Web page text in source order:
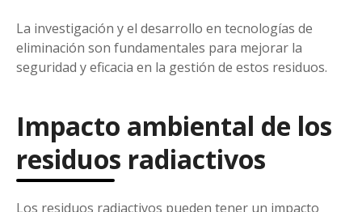
La investigación y el desarrollo en tecnologías de
eliminación son fundamentales para mejorar la
seguridad y eficacia en la gestión de estos residuos.
Impacto ambiental de los
residuos radiactivos
Los residuos radiactivos pueden tener un impacto